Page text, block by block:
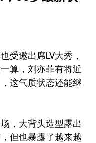
受邀出席LV大秀，
算，刘亦菲有将近
这气质状态还能继
，大背头造型露出
但也暴露了越来越